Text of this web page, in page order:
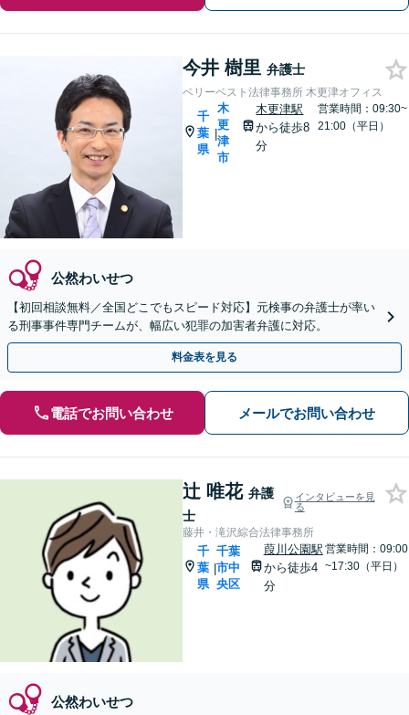
今井 樹里 弁護士
ベリーベスト法律事務所 木更津オフィス
千
葉
県
|
木
更
津
市
木更津駅
から徒歩8
分
営業時間：09:30~
21:00（平日）
公然わいせつ
【初回相談無料／全国どこでもスピード対応】元検事の弁護士が率い
る刑事事件専門チームが、幅広い犯罪の加害者弁護に対応。
料金表を見る
電話でお問い合わせ メールでお問い合わせ
辻 唯花 弁護
士
インタビューを見
る
藤井・滝沢綜合法律事務所
千
葉
県
|
千葉
市中
央区
葭川公園駅
から徒歩4
分
営業時間：09:00
~17:30（平日）
公然わいせつ